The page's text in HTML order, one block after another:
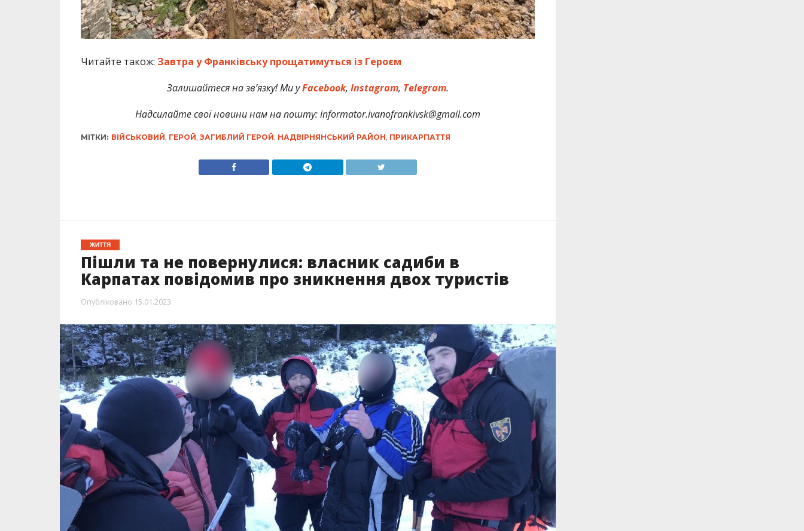
Читайте також: Завтра у Франківську прощатимуться із Героєм
Залишайтеся на зв’язку! Ми уFacebook, Instagram, Telegram.
Надсилайте свої новини нам на пошту: informator.ivanofrankivsk@gmail.com
МІТКИ: ВІЙСЬКОВИЙ, ГЕРОЙ, ЗАГИБЛИЙ ГЕРОЙ, НАДВІРНЯНСЬКИЙ РАЙОН, ПРИКАРПАТТЯ
ЖИТТЯ
Пішли та не повернулися: власник садиби в
Карпатах повідомив про зникнення двох туристів
Опубліковано 15.01.2023